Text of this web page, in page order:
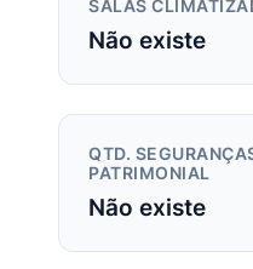
SALAS
Não existe
QTD.
PATRIMONIAL
Não existe